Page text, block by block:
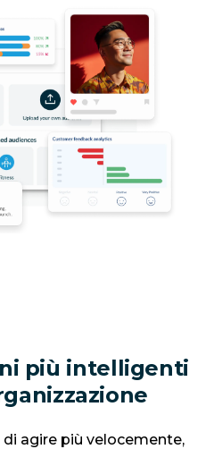
più intelligenti
agire più velocemente,